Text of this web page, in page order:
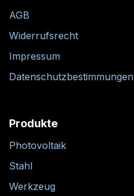
AGB
Widerrufsrecht
Impressum
Datenschutzbestimmungen
Produkte
Photovoltaik
Stahl
Werkzeug